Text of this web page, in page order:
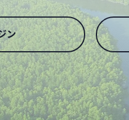
ン